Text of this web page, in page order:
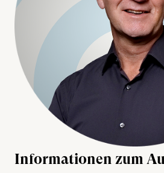
Informationen zum